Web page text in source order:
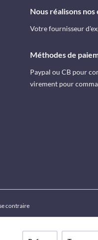
Nous réalisons nos
Votre fournisseur
Méthodes de
Paypal ou CB pour
virement pour
contraire